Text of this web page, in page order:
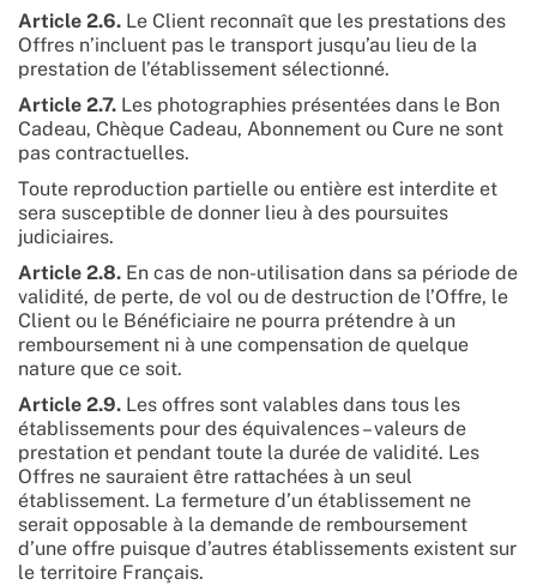
Article 2.6. Le Client reconnaît que les prestations des
Offres n’incluent pas le transport jusqu’au lieu de la
prestation de l’établissement sélectionné.
Article 2.7. Les photographies présentées dans le Bon
Cadeau, Chèque Cadeau, Abonnement ou Cure ne sont
pas contractuelles.
Toute reproduction partielle ou entière est interdite et
sera susceptible de donner lieu à des poursuites
judiciaires.
Article 2.8. En cas de non-utilisation dans sa période de
validité, de perte, de vol ou de destruction de l’Offre, le
Client ou le Bénéficiaire ne pourra prétendre à un
remboursement ni à une compensation de quelque
nature que ce soit.
Article 2.9. Les offres sont valables dans tous les
établissements pour des équivalences – valeurs de
prestation et pendant toute la durée de validité. Les
Offres ne sauraient être rattachées à un seul
établissement. La fermeture d’un établissement ne
serait opposable à la demande de remboursement
d’une offre puisque d’autres établissements existent sur
le territoire Français.